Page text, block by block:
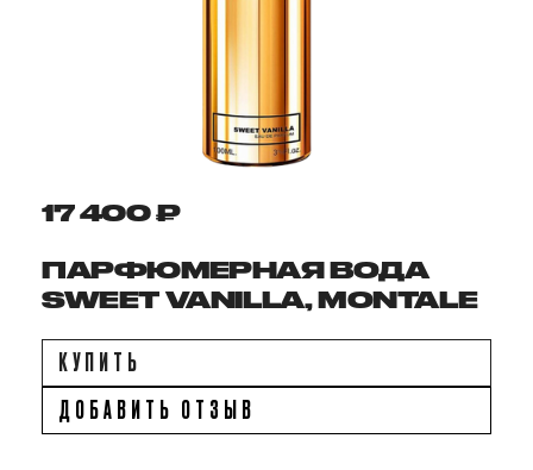
17 400 ₽
ПАРФЮМЕРНАЯ ВОДА
SWEET VANILLA, MONTALE
КУПИТЬ
ДОБАВИТЬ ОТЗЫВ